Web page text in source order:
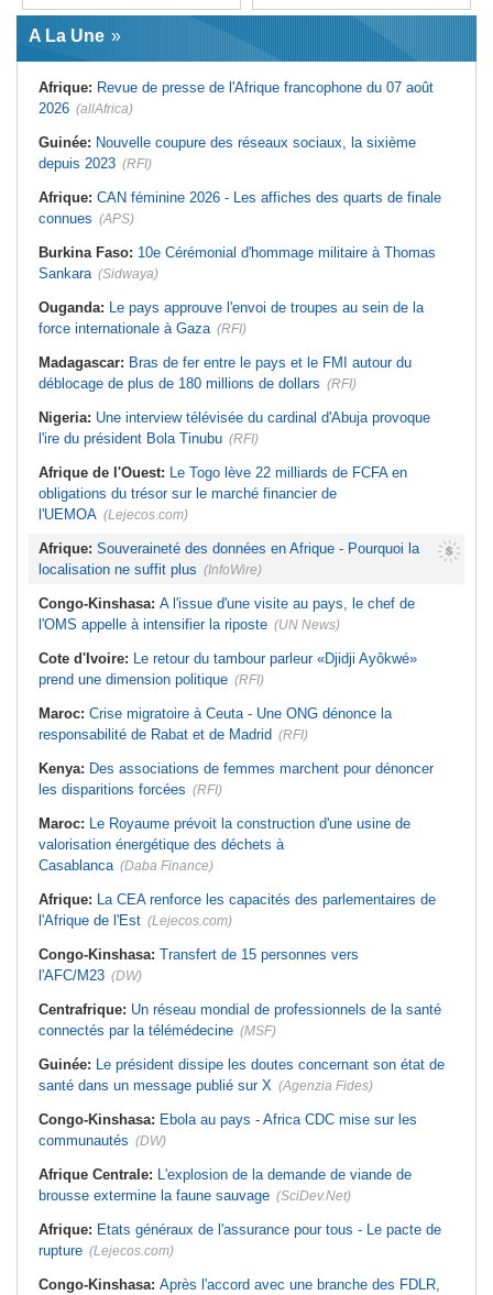
Afrique de l'Ouest:
22 milliards de FCFA en obligations
l'UEMOA
Cote d'Ivoire:Le retour du tambour
parleur «Djidji Ayôkwé» prend une
dimension politique
Guinée:
Le président dissipe les
doutes concernant son état de
santé dans un message publié sur X
l'assurance pour tous - Le pacte de
- Les retards du calendrier
alimentent les soupçons d'un report
déchets à Casablanca
agents de sécurité, selon des
associations
Maroc:Au-délà du communiqué -
de Sebta
Tunisie: Basket - Eliminatoires
A La Une
Afrique: Revue de presse de l'Afrique francophone du 07 août
2026 (allAfrica)
Guinée: Nouvelle coupure des réseaux sociaux, la sixième
depuis 2023 (RFI)
Afrique: CAN féminine 2026 - Les affiches des quarts de finale
connues (APS)
Burkina Faso: 10e Cérémonial d'hommage militaire à Thomas
Sankara (Sidwaya)
Ouganda: Le pays approuve l'envoi de troupes au sein de la
force internationale à Gaza (RFI)
Madagascar: Bras de fer entre le pays et le FMI autour du
déblocage de plus de 180 millions de dollars (RFI)
Nigeria: Une interview télévisée du cardinal d'Abuja provoque
l'ire du président Bola Tinubu (RFI)
Afrique de l'Ouest: Le Togo lève 22 milliards de FCFA en
obligations du trésor sur le marché financier de
l'UEMOA (Lejecos.com)
Afrique: Souveraineté des données en Afrique - Pourquoi la
localisation ne suffit plus (InfoWire)
Congo-Kinshasa: A l'issue d'une visite au pays, le chef de
l'OMS appelle à intensifier la riposte (UN News)
Cote d'Ivoire: Le retour du tambour parleur «Djidji Ayôkwé»
prend une dimension politique (RFI)
Maroc: Crise migratoire à Ceuta - Une ONG dénonce la
responsabilité de Rabat et de Madrid (RFI)
Kenya: Des associations de femmes marchent pour dénoncer
les disparitions forcées (RFI)
Maroc: Le Royaume prévoit la construction d'une usine de
valorisation énergétique des déchets à
Casablanca (Daba Finance)
Afrique: La CEA renforce les capacités des parlementaires de
l'Afrique de l'Est (Lejecos.com)
Congo-Kinshasa: Transfert de 15 personnes vers
l'AFC/M23 (DW)
Centrafrique: Un réseau mondial de professionnels de la santé
connectés par la télémédecine (MSF)
Guinée: Le président dissipe les doutes concernant son état de
santé dans un message publié sur X (Agenzia Fides)
Congo-Kinshasa: Ebola au pays - Africa CDC mise sur les
communautés (DW)
Afrique Centrale: L'explosion de la demande de viande de
brousse extermine la faune sauvage (SciDev.Net)
Afrique: Etats généraux de l'assurance pour tous - Le pacte de
rupture (Lejecos.com)
Congo-Kinshasa: Après l'accord avec une branche des FDLR,